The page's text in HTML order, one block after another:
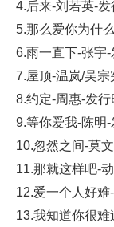
4.后来-刘若英-
5.那么爱你为什
6.雨一直下-张宇
7.屋顶-温岚/吴宗
8.约定-周惠-发
9.等你爱我-陈明
10.忽然之间-莫
11.那就这样吧-
12.爱一个人好难
13.我知道你很